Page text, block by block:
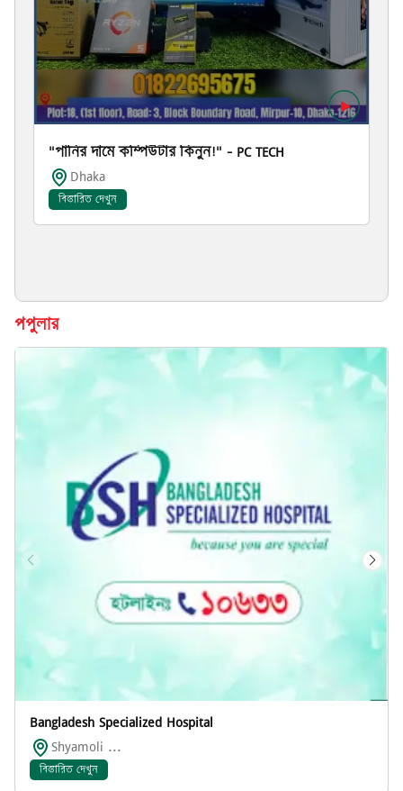
"পানির দামে কম্পিউটার কিনুন!" – PC TECH
Dhaka
বিস্তারিত দেখুন
পপুলার
Bangladesh Specialized Hospital
Shyamoli ...
বিস্তারিত দেখুন